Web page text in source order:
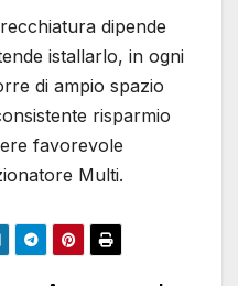
dipende
istallarlo, in ogni
di ampio spazio
risparmio
favorevole
Multi.